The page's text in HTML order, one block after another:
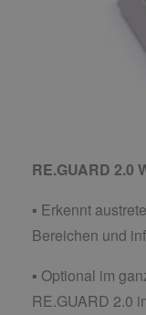
RE.GUARD 2.0
▪ Erkennt
Bereichen und
▪ Optional im
RE.GUARD 2.0